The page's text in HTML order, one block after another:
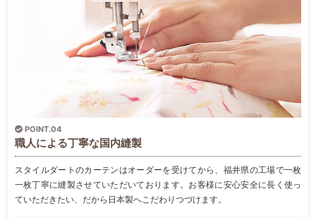
POINT.04
職人による丁寧な国内縫製
スタイルダートのカーテンはオーダーを受けてから、福井県の工場で一枚
一枚丁寧に縫製させていただいております。お客様に安心安全に長く使っ
ていただきたい、だから日本製へこだわりつづけます。